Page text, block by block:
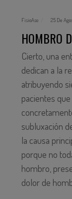
FisioAso 25 De
HOMBRO
Cierto, una
dedican a la
atribuyendo
pacientes
subluxación
la causa
porque no
hombro,
dolor de